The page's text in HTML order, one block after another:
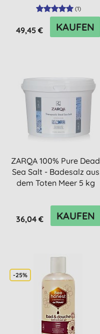
(1)
49,45 € KAUFEN
ZARQA 100% Pure Dead
Sea Salt - Badesalz aus
dem Toten Meer 5 kg
36,04 € KAUFEN
-25%